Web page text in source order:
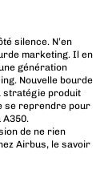
silence. N’en
marketing. Il en
génération
Nouvelle bourde
stratégie produit
se reprendre pour
de ne rien
Airbus, le savoir